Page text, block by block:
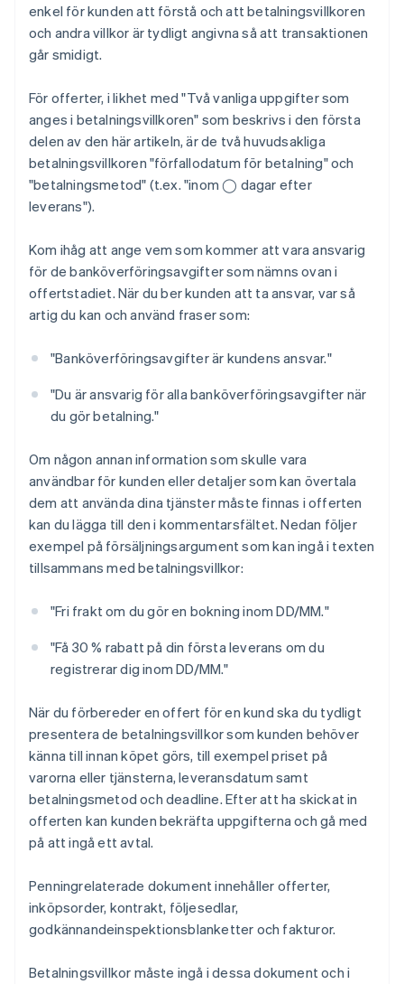
enkel för kunden att förstå och att betalningsvillkoren
och andra villkor är tydligt angivna så att transaktionen
går smidigt.
För offerter, i likhet med "Två vanliga uppgifter som
anges i betalningsvillkoren" som beskrivs i den första
delen av den här artikeln, är de två huvudsakliga
betalningsvillkoren "förfallodatum för betalning" och
"betalningsmetod" (t.ex. "inom ◯ dagar efter
leverans").
Kom ihåg att ange vem som kommer att vara ansvarig
för de banköverföringsavgifter som nämns ovan i
offertstadiet. När du ber kunden att ta ansvar, var så
artig du kan och använd fraser som:
"Banköverföringsavgifter är kundens ansvar."
"Du är ansvarig för alla banköverföringsavgifter när
du gör betalning."
Om någon annan information som skulle vara
användbar för kunden eller detaljer som kan övertala
dem att använda dina tjänster måste finnas i offerten
kan du lägga till den i kommentarsfältet. Nedan följer
exempel på försäljningsargument som kan ingå i texten
tillsammans med betalningsvillkor:
"Fri frakt om du gör en bokning inom DD/MM."
"Få 30 % rabatt på din första leverans om du
registrerar dig inom DD/MM."
När du förbereder en offert för en kund ska du tydligt
presentera de betalningsvillkor som kunden behöver
känna till innan köpet görs, till exempel priset på
varorna eller tjänsterna, leveransdatum samt
betalningsmetod och deadline. Efter att ha skickat in
offerten kan kunden bekräfta uppgifterna och gå med
på att ingå ett avtal.
Penningrelaterade dokument innehåller offerter,
inköpsorder, kontrakt, följesedlar,
godkännandeinspektionsblanketter och fakturor.
Betalningsvillkor måste ingå i dessa dokument och i